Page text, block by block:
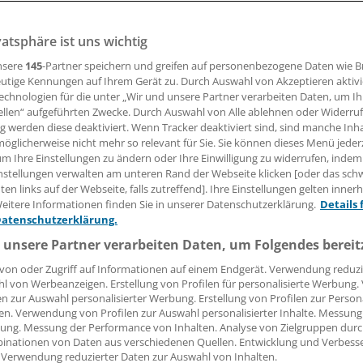
zur Entwicklung der Aortenklappeneingriffe in
übermittelten OPS-Codes zeigt sich erneut, dass die
von offenem und interventionellem
Grätzel von Grätz
09:39 Uhr
zum Transkatheter-Aortenklappenersatz (TAVI) in
Mittlerweile werden in Deutschland bei Patienten
mehr TAVI-Prozeduren als chirurgische
durchgeführt.
der Eingriffsstatistiken beruhten entweder auf Daten
ist uns wichtig
145-Partner speichern und greifen auf personenbezogene Daten wie
Kennungen auf Ihrem Gerät zu. Durch Auswahl von Akzeptieren
für die unter „Wir und unsere Partner verarbeiten Daten, um
aufgeführten Zwecke. Durch Auswahl von Alle ablehnen oder
werden diese deaktiviert. Wenn Tracker deaktiviert sind, sind manche
nicht mehr so relevant für Sie. Sie können dieses Menü
Ihre Einstellungen zu ändern oder Ihre Einwilligung zu widerrufen, indem
verwalten am unteren Rand der Webseite klicken [oder das
links auf der Webseite, falls zutreffend]. Ihre Einstellungen gelten
Informationen finden Sie in unserer Datenschutzerklärung. Details
Partner verarbeiten Daten, um Folgendes
oder Zugriff auf Informationen auf einem Endgerät. Verwendung
von Werbeanzeigen. Erstellung von Profilen für personalisierte
zur Auswahl personalisierter Werbung. Erstellung von Profilen zur
Verwendung von Profilen zur Auswahl personalisierter Inhalte.
Messung der Performance von Inhalten. Analyse von Zielgruppen
von Daten aus verschiedenen Quellen. Entwicklung und
reduzierter Daten zur Auswahl von Inhalten.